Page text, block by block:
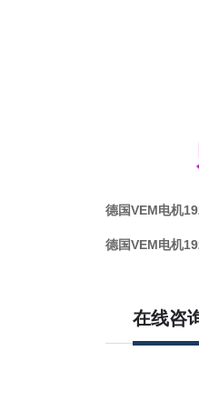
德国VEM电机
德国VEM电机
在线咨